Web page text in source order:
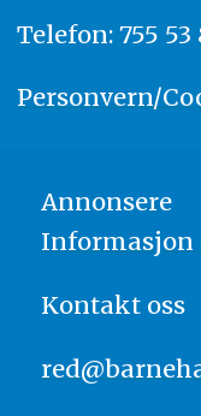
Telefon: 755 53
Personvern/
Annonsere
Informasjon
Kontakt oss